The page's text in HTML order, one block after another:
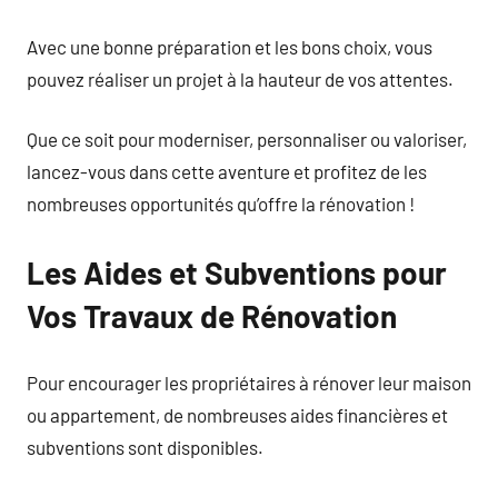
Avec une bonne préparation et les bons choix, vous
pouvez réaliser un projet à la hauteur de vos attentes.
Que ce soit pour moderniser, personnaliser ou valoriser,
lancez-vous dans cette aventure et profitez de les
nombreuses opportunités qu’offre la rénovation !
Les Aides et Subventions pour
Vos Travaux de Rénovation
Pour encourager les propriétaires à rénover leur maison
ou appartement, de nombreuses aides financières et
subventions sont disponibles.